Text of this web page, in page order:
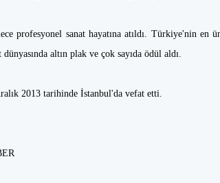
profesyonel sanat hayatına atıldı. Türkiye'nin
dünyasında altın plak ve çok sayıda ödül aldı.
2013 tarihinde İstanbul'da vefat etti.